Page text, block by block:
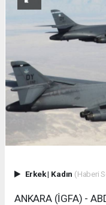
Erkek| Kadın (Haberi
ANKARA (İGFA) -